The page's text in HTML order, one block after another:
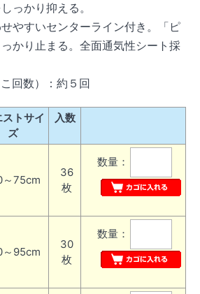
っかり抑える。
やすいセンターライン付き。「ピ
かり止まる。全面通気性シート採
回数）：約５回
ストサイ
ズ
入数
～75cm
36
枚
数量：
～95cm
30
枚
数量：